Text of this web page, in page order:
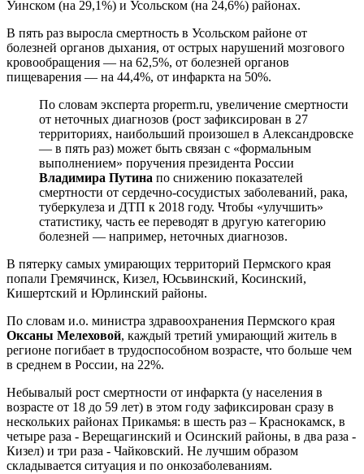
Уинском (на 29,1%) и Усольском (на 24,6%) районах.
В пять раз выросла смертность в Усольском районе от
болезней органов дыхания, от острых нарушений мозгового
кровообращения — на 62,5%, от болезней органов
пищеварения — на 44,4%, от инфаркта на 50%.
По словам эксперта properm.ru, увеличение смертности
от неточных диагнозов (рост зафиксирован в 27
территориях, наибольший произошел в Александровске
— в пять раз) может быть связан с «формальным
выполнением» поручения президента России
Владимира Путина по снижению показателей
смертности от сердечно-сосудистых заболеваний, рака,
туберкулеза и ДТП к 2018 году. Чтобы «улучшить»
статистику, часть ее переводят в другую категорию
болезней — например, неточных диагнозов.
В пятерку самых умирающих территорий Пермского края
попали Гремячинск, Кизел, Юсьвинский, Косинский,
Кишертский и Юрлинский районы.
По словам и.о. министра здравоохранения Пермского края
Оксаны Мелеховой, каждый третий умирающий житель в
регионе погибает в трудоспособном возрасте, что больше чем
в среднем в России, на 22%.
Небывалый рост смертности от инфаркта (у населения в
возрасте от 18 до 59 лет) в этом году зафиксирован сразу в
нескольких районах Прикамья: в шесть раз – Краснокамск, в
четыре раза - Верещагинский и Осинский районы, в два раза -
Кизел) и три раза - Чайковский. Не лучшим образом
складывается ситуация и по онкозаболеваниям.